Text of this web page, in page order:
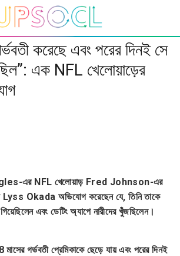
করেছে এবং পরের দিনই সে
এক NFL খেলোয়াড়ের
এর NFL খেলোয়াড় Fred Johnson-এর
Lyss Okada অভিযোগ করেছেন যে, তিনি তাকে
এবং ডেটিং অ্যাপে নারীদের খুঁজছিলেন।
গর্ভবতী প্রেমিকাকে ছেড়ে যায় এবং পরের দিনই